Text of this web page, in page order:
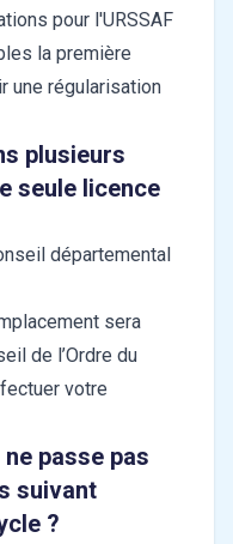
pour l'URSSAF
la première
une régularisation
plusieurs
seule licence
départemental
sera
de l’Ordre du
votre
passe pas
suivant
?